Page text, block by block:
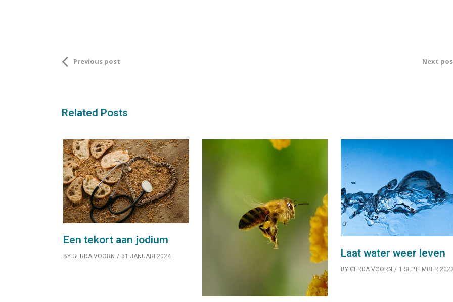
Previous post Next
Related Posts
Een tekort aan jodium
BY GERDA VOORN 31 JANUARI 2024 Laat water weer leven
BY GERDA VOORN 1 SEPTEMBER